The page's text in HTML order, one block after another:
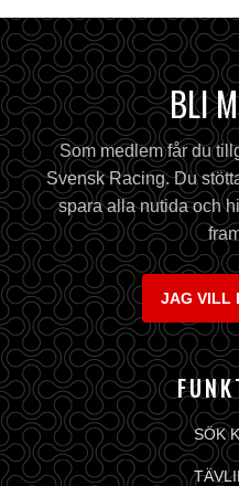
BLI
Som medlem får du
Svensk Racing. Du
spara alla nutida och
JAG VILL
SÖK